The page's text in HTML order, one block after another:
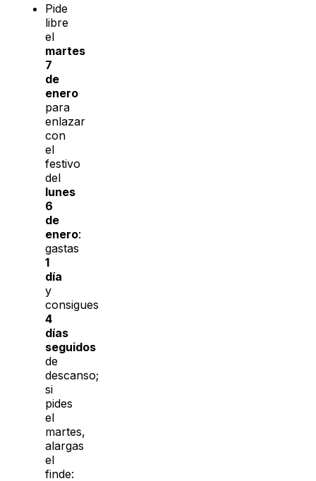
Pide
libre
el
martes
7
de
enero
para
enlazar
con
el
festivo
del
lunes
6
de
enero:
gastas
1
día
y
consigues
4
días
seguidos
de
descanso;
si
pides
el
martes,
alargas
el
finde: